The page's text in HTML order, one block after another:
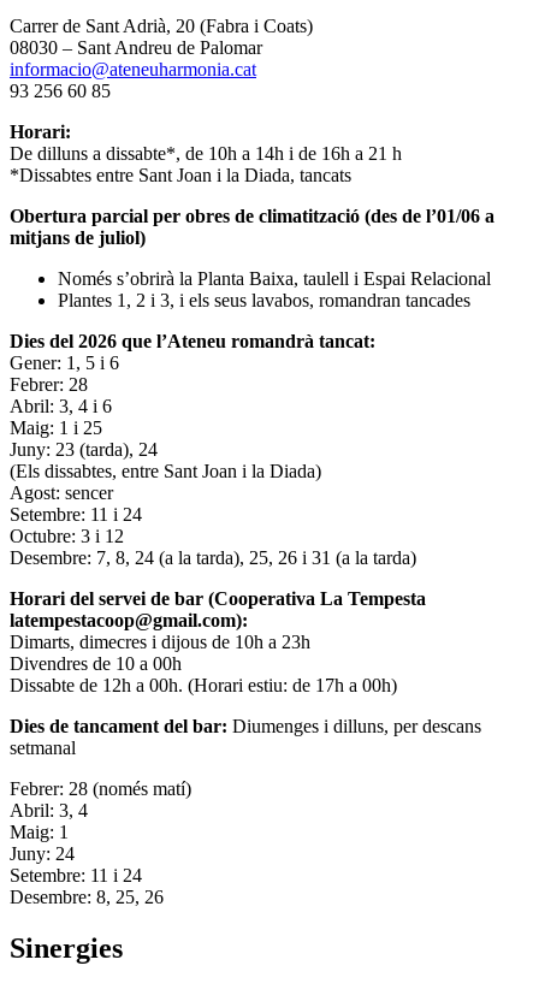
Carrer de Sant Adrià, 20 (Fabra i Coats)
08030 – Sant Andreu de Palomar
informacio@ateneuharmonia.cat
93 256 60 85
Horari:
De dilluns a dissabte*, de 10h a 14h i de 16h a 21 h
*Dissabtes entre Sant Joan i la Diada, tancats
Obertura parcial per obres de climatització (des de l’01/06 a
mitjans de juliol)
Només s’obrirà la Planta Baixa, taulell i Espai Relacional
Plantes 1, 2 i 3, i els seus lavabos, romandran tancades
Dies del 2026 que l’Ateneu romandrà tancat:
Gener: 1, 5 i 6
Febrer: 28
Abril: 3, 4 i 6
Maig: 1 i 25
Juny: 23 (tarda), 24
(Els dissabtes, entre Sant Joan i la Diada)
Agost: sencer
Setembre: 11 i 24
Octubre: 3 i 12
Desembre: 7, 8, 24 (a la tarda), 25, 26 i 31 (a la tarda)
Horari del servei de bar (Cooperativa La Tempesta
latempestacoop@gmail.com):
Dimarts, dimecres i dijous de 10h a 23h
Divendres de 10 a 00h
Dissabte de 12h a 00h. (Horari estiu: de 17h a 00h)
Dies de tancament del bar: Diumenges i dilluns, per descans
setmanal
Febrer: 28 (només matí)
Abril: 3, 4
Maig: 1
Juny: 24
Setembre: 11 i 24
Desembre: 8, 25, 26
Sinergies